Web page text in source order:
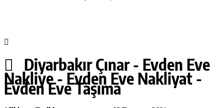
Diyarbakır Çınar - Evden Eve
Nakliye - Evden Eve Nakliyat -
Evden Eve Taşıma